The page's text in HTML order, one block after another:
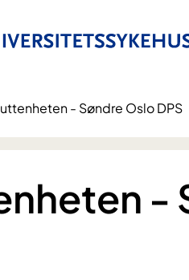
- Søndre Oslo DPS
-